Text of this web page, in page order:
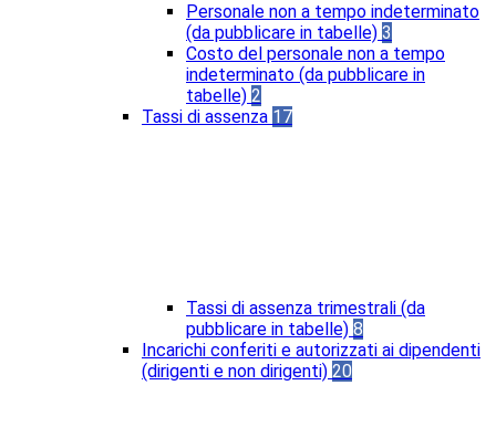
Personale non a tempo indeterminato
(da pubblicare in tabelle) 3
Costo del personale non a tempo
indeterminato (da pubblicare in
tabelle) 2
Tassi di assenza 17
Tassi di assenza trimestrali (da
pubblicare in tabelle) 8
Incarichi conferiti e autorizzati ai dipendenti
(dirigenti e non dirigenti) 20